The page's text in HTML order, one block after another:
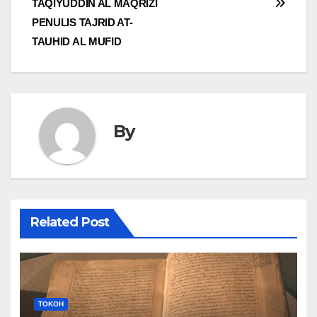
navigation
TAQIYUDDIN AL MAQRIZI
PENULIS TAJRID AT-
TAUHID AL MUFID
By
Related Post
TOKOH